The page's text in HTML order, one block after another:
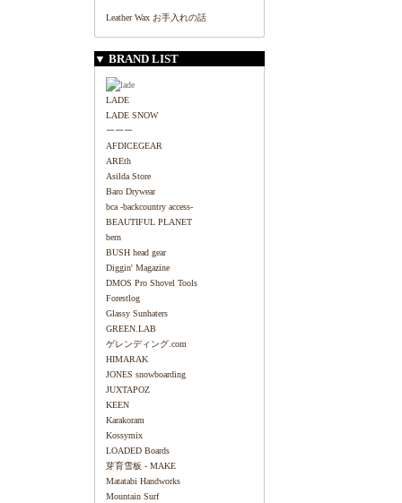
Leather Wax お手入れの話
▼ BRAND LIST
LADE
LADE SNOW
ーーー
AFDICEGEAR
AREth
Asilda Store
Baro Drywear
bca -backcountry access-
BEAUTIFUL PLANET
bern
BUSH head gear
Diggin' Magazine
DMOS Pro Shovel Tools
Forestlog
Glassy Sunhaters
GREEN.LAB
ゲレンディング.com
HIMARAK
JONES snowboarding
JUXTAPOZ
KEEN
Karakoram
Kossymix
LOADED Boards
芽育雪板 - MAKE
Matatabi Handworks
Mountain Surf